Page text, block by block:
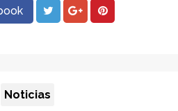
Noticias